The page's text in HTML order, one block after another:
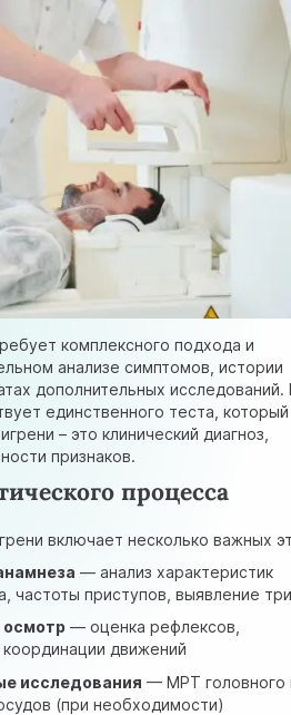
комплексного подхода и
анализе симптомов, истории
дополнительных
единственного теста,
– это клинический диагноз,
признаков.
процесса
включает несколько важных
— анализ характеристик
частоты приступов, выявление
осмотр — оценка рефлексов,
координации движений
исследования — МРТ головного
(при необходимости)